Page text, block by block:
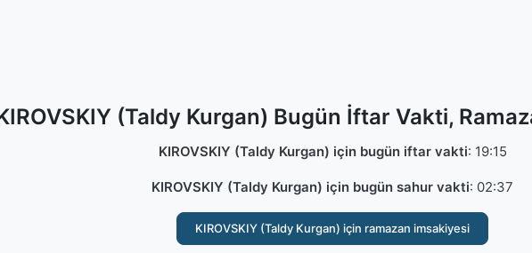
(Taldy Kurgan) Bugün İftar Vakti,
KIROVSKIY (Taldy Kurgan) için bugün iftar vakti: 19:15
KIROVSKIY (Taldy Kurgan) için bugün sahur vakti: 02:37
KIROVSKIY (Taldy Kurgan) için ramazan imsakiyesi